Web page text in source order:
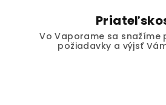
Vo Vaporame sa snažíme
požiadavky a výjsť